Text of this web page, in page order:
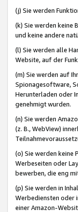
(j) Sie werden
(k) Sie werden keine
und keine andere
(l) Sie werden alle
Website, auf der
(m) Sie werden auf
Spionagesoftware,
Herunterladen oder
genehmigt wurden.
(n) Sie werden
(z. B., WebView)
(o) Sie werden keine
Werbeseiten oder
bewerben, die eng
(p) Sie werden in
Werbediensten oder
einer Amazon-